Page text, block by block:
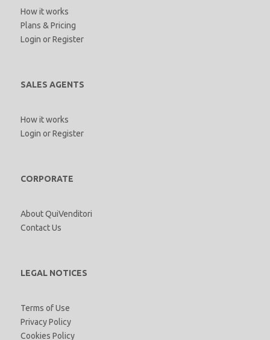
How it works
Plans & Pricing
Login orRegister
SALES AGENTS
How it works
Login orRegister
CORPORATE
About QuiVenditori
Contact Us
LEGAL NOTICES
Terms of Use
Privacy Policy
Cookies Policy